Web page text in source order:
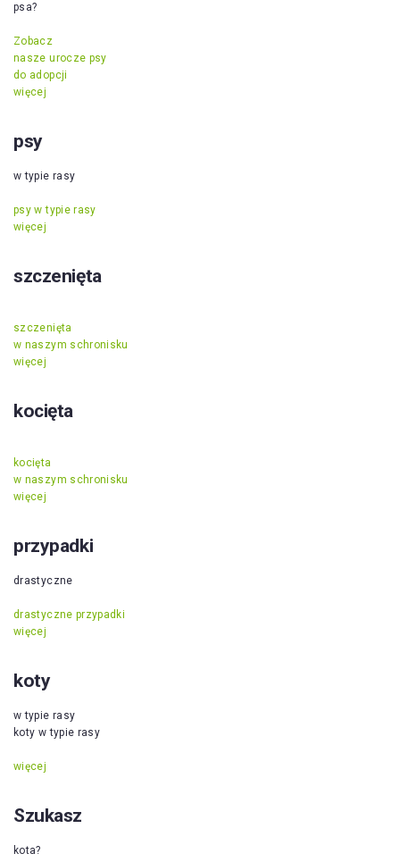
psa?
Zobacz
nasze urocze psy
do adopcji
więcej
psy
w typie rasy
psy w typie rasy
więcej
szczenięta
szczenięta
w naszym schronisku
więcej
kocięta
kocięta
w naszym schronisku
więcej
przypadki
drastyczne
drastyczne przypadki
więcej
koty
w typie rasy
koty w typie rasy
więcej
Szukasz
kota?